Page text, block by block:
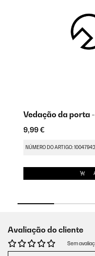
Vedação da porta
9,99 €
NÚMERO DO ARTIGO: 10047942
Avaliação do cliente
Sem